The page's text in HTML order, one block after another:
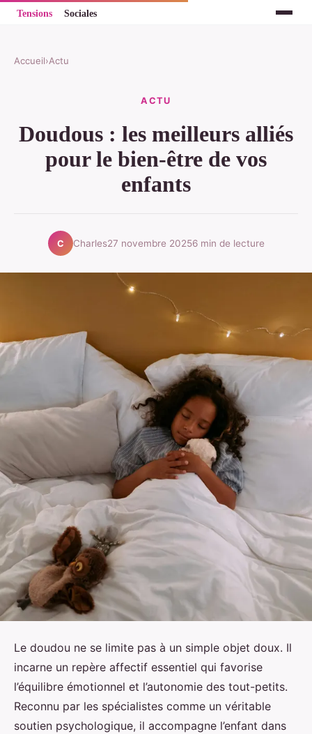
Accueil›Actu
ACTU
Doudous : les meilleurs alliés
pour le bien-être de vos
enfants
C Charles27 novembre 20256 min de lecture
Le doudou ne se limite pas à un simple objet doux. Il
incarne un repère affectif essentiel qui favorise
l’équilibre émotionnel et l’autonomie des tout-petits.
Reconnu par les spécialistes comme un véritable
soutien psychologique, il accompagne l’enfant dans